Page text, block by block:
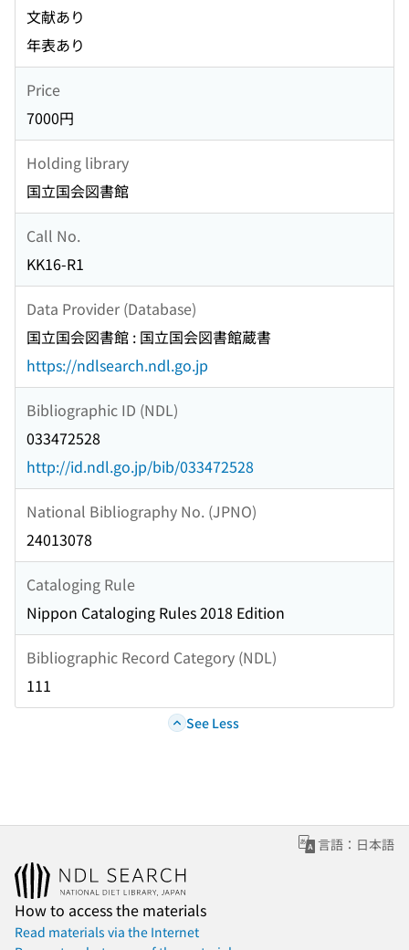
文献あり
年表あり
Price
7000円
Holding library
国立国会図書館
Call No.
KK16-R1
Data Provider (Database)
国立国会図書館 : 国立国会図書館蔵書
https://ndlsearch.ndl.go.jp
Bibliographic ID (NDL)
033472528
http://id.ndl.go.jp/bib/033472528
National Bibliography No. (JPNO)
24013078
Cataloging Rule
Nippon Cataloging Rules 2018 Edition
Bibliographic Record Category (NDL)
111
See Less
言語：日本語
How to access the materials
Read materials via the Internet